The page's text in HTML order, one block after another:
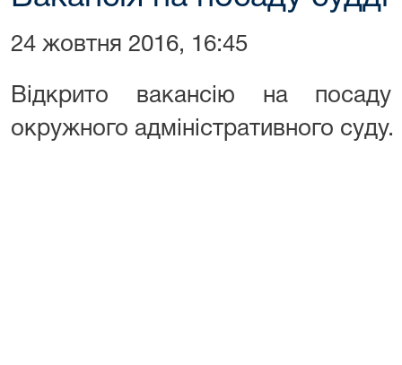
24 жовтня 2016, 16:45
Відкрито вакансію на посаду
окружного адміністративного суду.